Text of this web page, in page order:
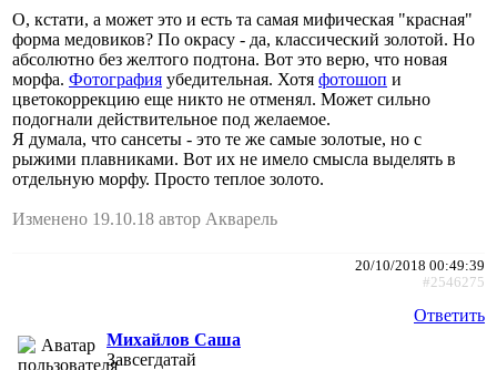
О, кстати, а может это и есть та самая мифическая "красная"
форма медовиков? По окрасу - да, классический золотой. Но
абсолютно без желтого подтона. Вот это верю, что новая
морфа. Фотография убедительная. Хотя фотошоп и
цветокоррекцию еще никто не отменял. Может сильно
подогнали действительное под желаемое.
Я думала, что сансеты - это те же самые золотые, но с
рыжими плавниками. Вот их не имело смысла выделять в
отдельную морфу. Просто теплое золото.
Изменено 19.10.18 автор Акварель
20/10/2018 00:49:39
#2546275
Ответить
Михайлов Саша
Завсегдатай